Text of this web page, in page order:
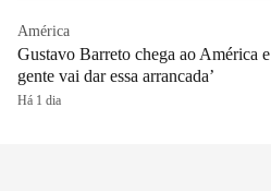
América
Gustavo Barreto chega ao América
gente vai dar essa arrancada’
Há 1 dia